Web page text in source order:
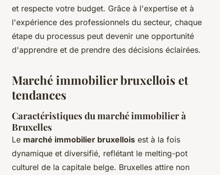
et respecte votre budget. Grâce à l'expertise et à
l'expérience des professionnels du secteur, chaque
étape du processus peut devenir une opportunité
d'apprendre et de prendre des décisions éclairées.
Marché immobilier bruxellois et
tendances
Caractéristiques du marché immobilier à
Bruxelles
Le marché immobilier bruxellois est à la fois
dynamique et diversifié, reflétant le melting-pot
culturel de la capitale belge. Bruxelles attire non